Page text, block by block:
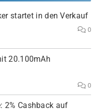
startet in den Verkauf
0
20.100mAh
0
2% Cashback auf